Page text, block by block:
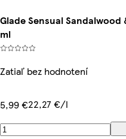
Glade Sensual
ml
Zatiaľ bez hodnotení
5,99 €22,27 €/l